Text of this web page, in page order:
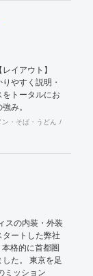
イアウト】
やすく説明・
トータルにお
み。
ン・そば・うどん
スの内装・外装
ートした弊社
格的に首都圏
た。 東京を足
ミッション